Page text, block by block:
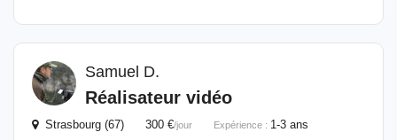
Samuel D.
Réalisateur vidéo
Strasbourg (67) 300 €/jour Expérience : 1-3 ans